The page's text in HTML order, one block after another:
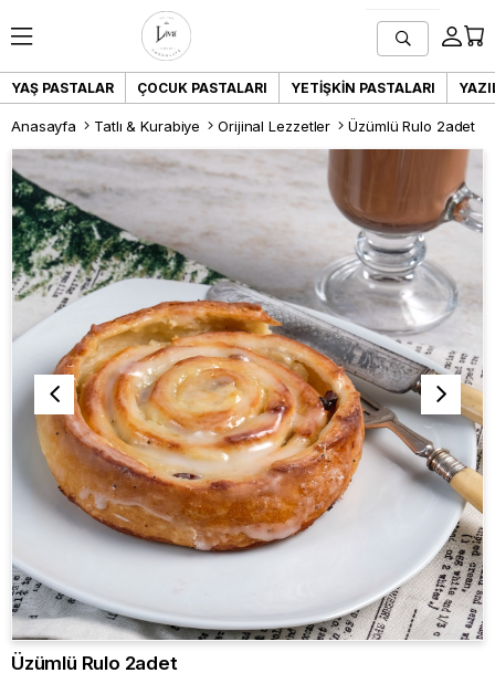
YAŞ PASTALAR ÇOCUK PASTALARI YETIŞKIN PASTALARI
Anasayfa Tatlı & Kurabiye Orijinal Lezzetler Üzümlü Rulo 2adet
Üzümlü Rulo 2adet